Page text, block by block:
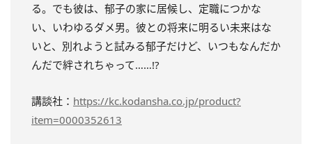
る。でも彼は、郁子の家に居候し、定職につかな
い、いわゆるダメ男。彼との将来に明るい未来はな
いと、別れようと試みる郁子だけど、いつもなんだか
んだで絆されちゃって……!?
講談社： https://kc.kodansha.co.jp/product?
item=0000352613